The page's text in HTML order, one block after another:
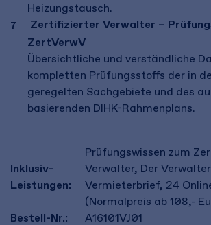
Heizungstausch.
Zertifizierter Verwalter –
ZertVerwV
Übersichtliche und verständliche
kompletten Prüfungsstoffs der in
geregelten Sachgebiete und des
basierenden DIHK-Rahmenplans.
Inklusiv-
Leistungen:
Prüfungswissen zum
Verwalter, Der
Vermieterbrief, 24
(Normalpreis ab 108,-
Bestell-Nr.:
A16101VJ01